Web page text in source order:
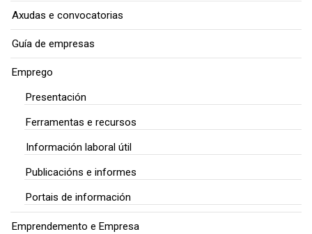
Axudas e convocatorias
Guía de empresas
Emprego
Presentación
Ferramentas e recursos
Información laboral útil
Publicacións e informes
Portais de información
Emprendemento e Empresa